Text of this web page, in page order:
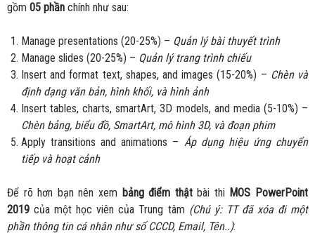
gồm 05 phần chính như sau:
Manage presentations (20-25%) – Quản lý bài thuyết trình
Manage slides (20-25%) – Quản lý trang trình chiếu
Insert and format text, shapes, and images (15-20%) – Chèn và
định dạng văn bản, hình khối, và hình ảnh
Insert tables, charts, smartArt, 3D models, and media (5-10%) –
Chèn bảng, biểu đồ, SmartArt, mô hình 3D, và đoạn phim
Apply transitions and animations – Áp dụng hiệu ứng chuyển
tiếp và hoạt cảnh
Để rõ hơn bạn nên xem bảng điểm thậtbài thi MOS PowerPoint
2019của một học viên của Trung tâm (Chú ý: TT đã xóa đi một
phần thông tin cá nhân như số CCCD, Email, Tên..):